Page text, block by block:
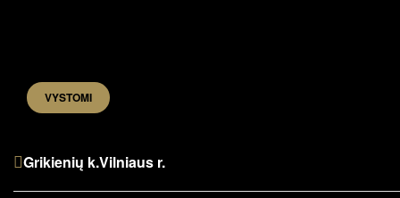
VYSTOMI
Grikienių k.Vilniaus r.